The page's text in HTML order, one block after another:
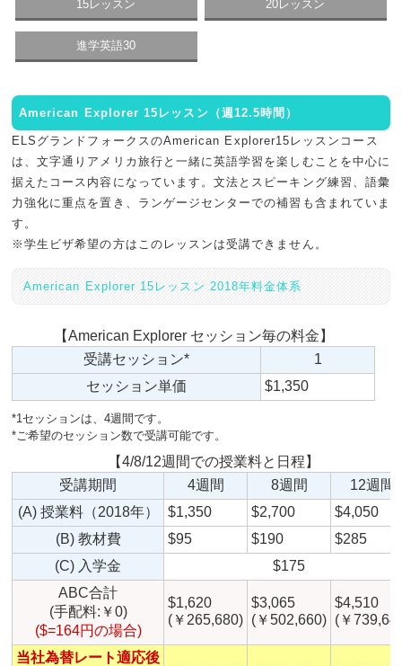
15レッスン 20レッスン
進学英語30
American Explorer 15レッスン（週12.5時間）
ELSグランドフォークスのAmerican Explorer15レッスンコース
は、文字通りアメリカ旅行と一緒に英語学習を楽しむことを中心に
据えたコース内容になっています。文法とスピーキング練習、語彙
力強化に重点を置き、ランゲージセンターでの補習も含まれていま
す。
※学生ビザ希望の方はこのレッスンは受講できません。
American Explorer 15レッスン 2018年料金体系
【American Explorer セッション毎の料金】
受講セッション*
1
セッション単価
$1,350
*1セッションは、4週間です。
*ご希望のセッション数で受講可能です。
【4/8/12週間での授業料と日程】
受講期間
4週間 8週間
12週間
(A) 授業料（2018年）
$1,350 $2,700
$4,050
(B) 教材費
$95 $190
$285
(C) 入学金
$175
ABC合計
(手配料:￥0)
($=164円の場合)
$1,620
(￥265,680)
$3,065
(￥502,660)
$4,510
(￥
当社為替レート適応後